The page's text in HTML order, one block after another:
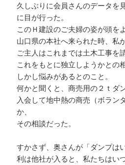
久しぶりに会員さんのデータを
に目が行った。
このＨ建設のご夫婦の姿が頭を
山口県の本社へ来られた時、私
ご主人はこれまでは土木工事を
これをもとに独立しようかとの
しかし悩みがあるとのこと。
何かと聞くと、商売用の２ｔダ
入会して地中熱の商売（ボラン
か、
その相談だった。
すかさず、奥さんが「ダンプは
利は他社が入ると、私たちはい